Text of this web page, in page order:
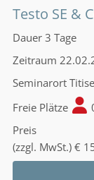
Testo SE &
Dauer 3 Tage
Zeitraum
Seminarort
Freie Plätze
Preis
(zzgl. MwSt.) €